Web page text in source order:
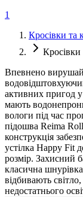
1
Кросівки та
Впевнено
активних пригод у
мають
вологи під час
підошва Reima
конструкція
устілка Happy Fit
розмір. Захисний
класична
відбивають
недостатнього